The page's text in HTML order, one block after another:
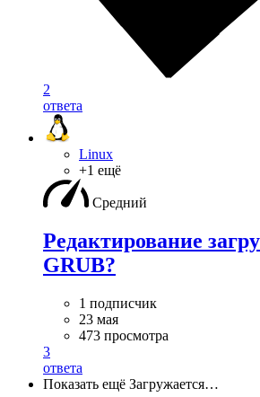
2
ответа
Linux
+1 ещё
Средний
Редактирование
GRUB?
1 подписчик
23 мая
473 просмотра
3
ответа
Показать ещё Загружается…